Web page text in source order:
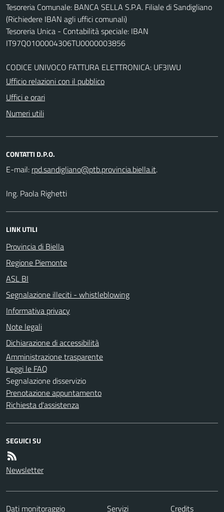
Tesoreria Comunale: BANCA SELLA S.P.A. Filiale di Sandigliano
(Richiedere IBAN agli uffici comunali)
Tesoreria Unica - Contabilità speciale: IBAN
IT97Q0100004306TU0000003856
CODICE UNIVOCO FATTURA ELETTRONICA: UF3IWU
Ufficio relazioni con il pubblico
Uffici e orari
Numeri utili
CONTATTI D.P.O.
E-mail:
.
Ing. Paola Righetti
LINK UTILI
Provincia di Biella
Regione Piemonte
ASL BI
Segnalazione illeciti - whistleblowing
Informativa privacy
Note legali
Dichiarazione di accessibilità
Amministrazione trasparente
Leggi le FAQ
Segnalazione disservizio
Prenotazione appuntamento
Richiesta d'assistenza
SEGUICI SU
Newsletter
Dati monitoraggio Servizi Credits